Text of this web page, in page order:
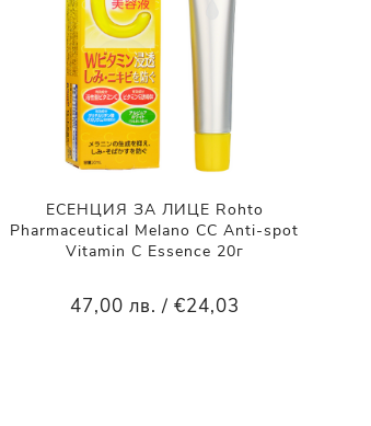
ЕСЕНЦИЯ ЗА ЛИЦЕ Rohto
Pharmaceutical Melano CC Anti-spot
Vitamin C Essence 20г
47,00 лв. / €24,03